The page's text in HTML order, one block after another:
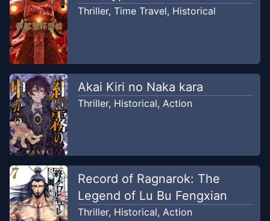
Chapter1
Team Mangareceh
Thriller, Time Travel, Historical
Akai Kiri no Naka kara
Thriller, Historical, Action
Record of Ragnarok: The
Legend of Lu Bu Fengxian
Thriller, Historical, Action